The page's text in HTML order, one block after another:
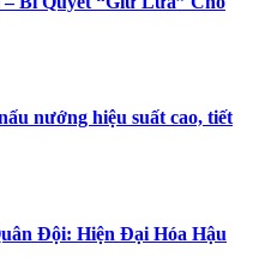
nướng hiệu suất cao, tiết
Đội: Hiện Đại Hóa Hậu